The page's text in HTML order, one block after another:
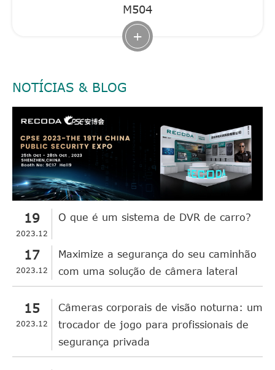
M504
+
NOTÍCIAS & BLOG
19
2023.12
O que é um sistema de DVR de carro?
17
2023.12
Maximize a segurança do seu caminhão
com uma solução de câmera lateral
15
2023.12
Câmeras corporais de visão noturna: um
trocador de jogo para profissionais de
segurança privada